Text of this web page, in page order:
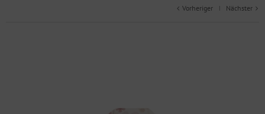
Vorheriger | Nächster